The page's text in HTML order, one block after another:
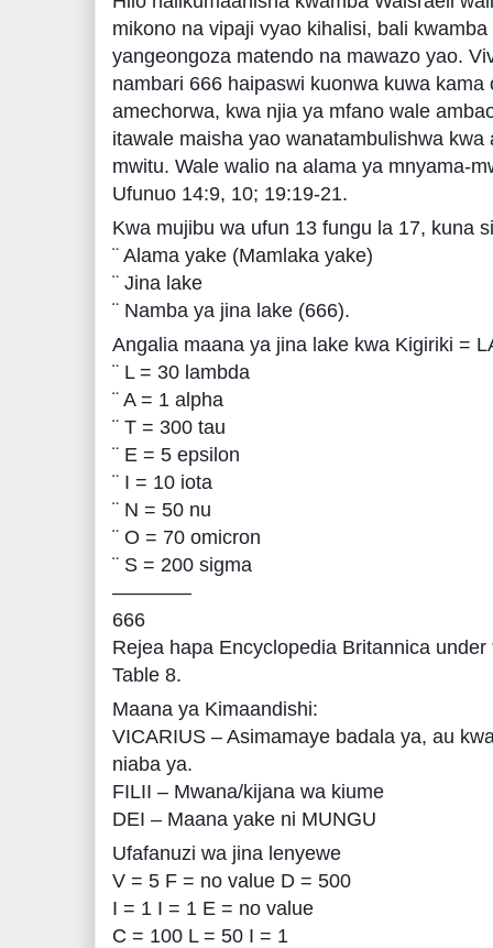
mikono na vipaji vyao kihalisi, bali
yangeongoza matendo na mawazo yao.
nambari 666 haipaswi kuonwa kuwa
amechorwa, kwa njia ya mfano wale
itawale maisha yao wanatambulishwa
mwitu. Wale walio na alama ya mnyama-
Ufunuo 14:9, 10; 19:19-21.
Kwa mujibu wa ufun 13 fungu la 17, kuna
¨ Alama yake (Mamlaka yake)
¨ Jina lake
¨ Namba ya jina lake (666).
Angalia maana ya jina lake kwa Kigiriki =
¨ L = 30 lambda
¨ A = 1 alpha
¨ T = 300 tau
¨ E = 5 epsilon
¨ I = 10 iota
¨ N = 50 nu
¨ O = 70 omicron
¨ S = 200 sigma
————
666
Rejea hapa Encyclopedia Britannica under
Table 8.
Maana ya Kimaandishi:
VICARIUS – Asimamaye badala ya, au
niaba ya.
FILII – Mwana/kijana wa kiume
DEI – Maana yake ni MUNGU
Ufafanuzi wa jina lenyewe
V = 5 F = no value D = 500
I = 1 I = 1 E = no value
C = 100 L = 50 I = 1